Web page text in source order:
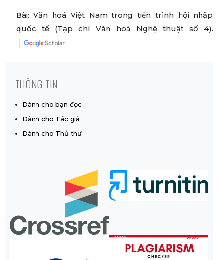
Bài: Văn hoá Việt Nam trong tiến trình hội nhập
quốc tế (Tạp chí Văn hoá Nghệ thuật số 4).
THÔNG TIN
Dành cho bạn đọc
Dành cho Tác giả
Dành cho Thủ thư